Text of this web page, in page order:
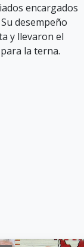
encargados
desempeño
y llevaron el
la terna.